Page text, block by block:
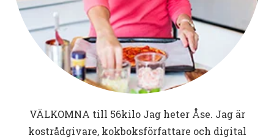
VÄLKOMNA till 56kiloJag heter Åse. Jag är
kostrådgivare, kokboksförfattare och digital